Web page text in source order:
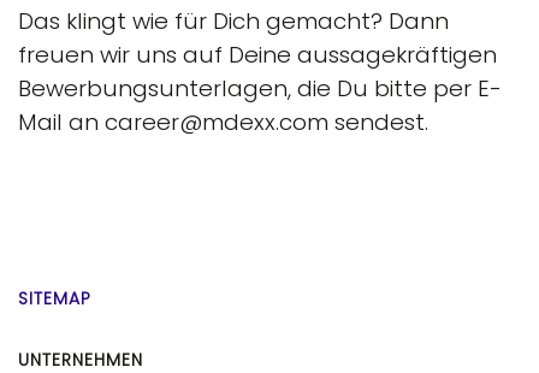
Das klingt wie für Dich gemacht? Dann
freuen wir uns auf Deine aussagekräftigen
Bewerbungsunterlagen, die Du bitte per E-
Mail an career@mdexx.com sendest.
SITEMAP
UNTERNEHMEN